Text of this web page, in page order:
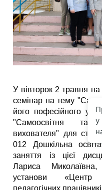
У вівторок 2 травня
семінар на тему
його пофесійного
"Самоосвітня та
вихователя" для
012 Дошкільна
заняття із цієї
Лариса Миколаївна,
установи «Центр
педагогічних